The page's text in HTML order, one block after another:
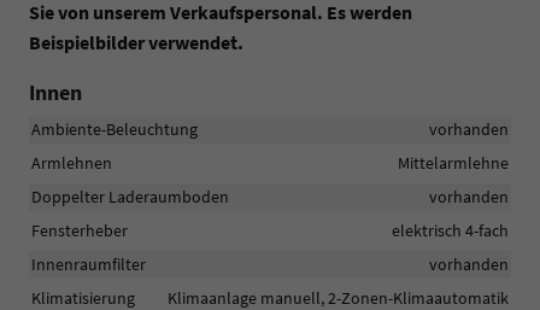
Sie von unserem Verkaufspersonal. Es werden
Beispielbilder verwendet.
Innen
Ambiente-Beleuchtung
vorhanden
Armlehnen
Mittelarmlehne
Doppelter Laderaumboden
vorhanden
Fensterheber
elektrisch 4-fach
Innenraumfilter
vorhanden
Klimatisierung
Klimaanlage manuell, 2-Zonen-Klimaautomatik